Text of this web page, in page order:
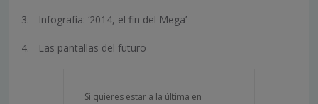
Infografía: ‘2014, el fin del Mega’
Las pantallas del futuro
Si quieres estar a la última en